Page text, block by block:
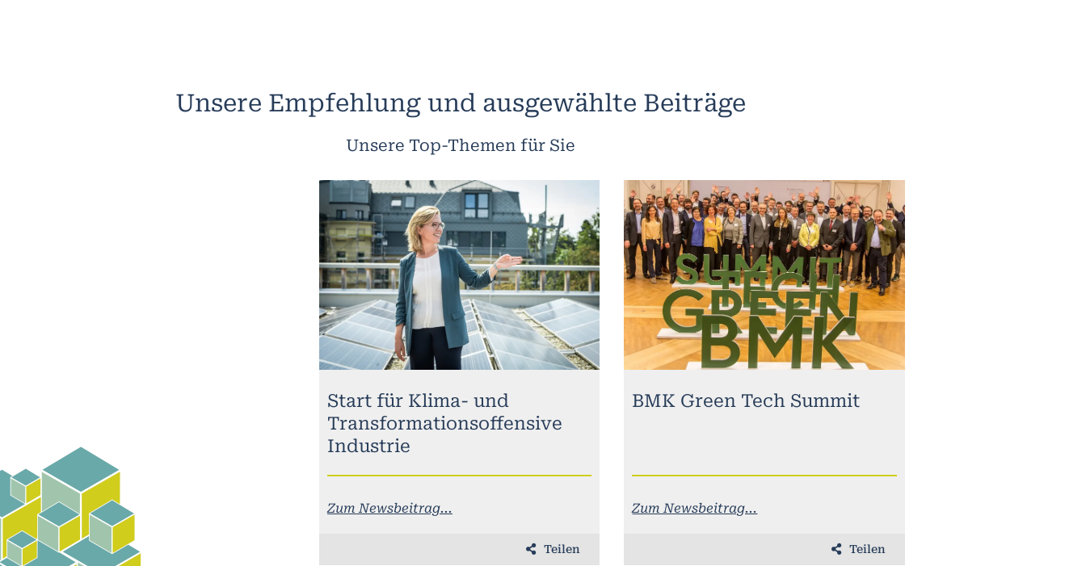
Unsere Empfehlung und ausgewählte Beiträge
Unsere Top-Themen für Sie
Start für Klima- und
Transformationsoffensive
Industrie
Zum Newsbeitrag...
Teilen
BMK Green Tech Summit
Zum Newsbeitrag...
Teilen